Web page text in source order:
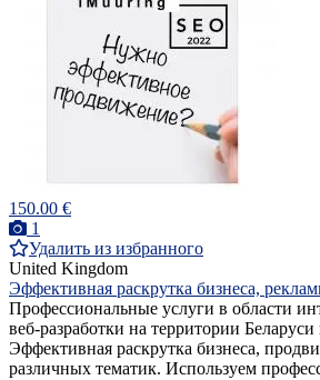
150.00 €
1
Удалить из избранного
United Kingdom
Эффективная раскрутка бизнеса,
Профессиональные услуги в области
веб-разработки на территории
Эффективная раскрутка бизнеса,
различных тематик. Используем